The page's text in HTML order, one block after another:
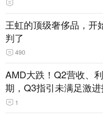
王虹的顶级奢侈品，开
判了
490
AMD大跌！Q2营收、
期，Q3指引未满足激
1